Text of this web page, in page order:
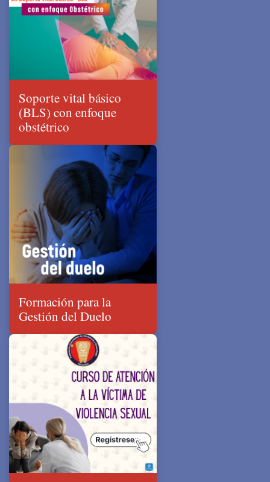
Soporte vital básico
(BLS) con enfoque
obstétrico
Formación para la
Gestión del Duelo